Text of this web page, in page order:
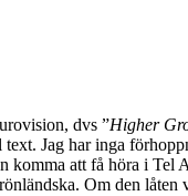
dvs ”Higher
Jag har inga
komma att få höra i
Om den